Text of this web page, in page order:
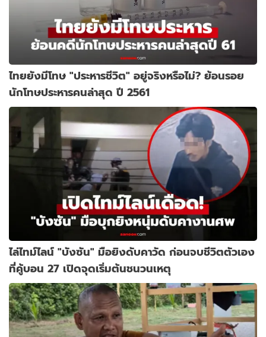
ไทยยังมีโทษ "ประหารชีวิต" อยู่จริงหรือไม่? ย้อนรอย
นักโทษประหารคนล่าสุด ปี 2561
ไล่ไทม์ไลน์ "บังซัน" มือยิงดับคาวัด ก่อนจบชีวิตตัวเอง
ที่คู้บอน 27 เปิดจุดเริ่มต้นชนวนเหตุ